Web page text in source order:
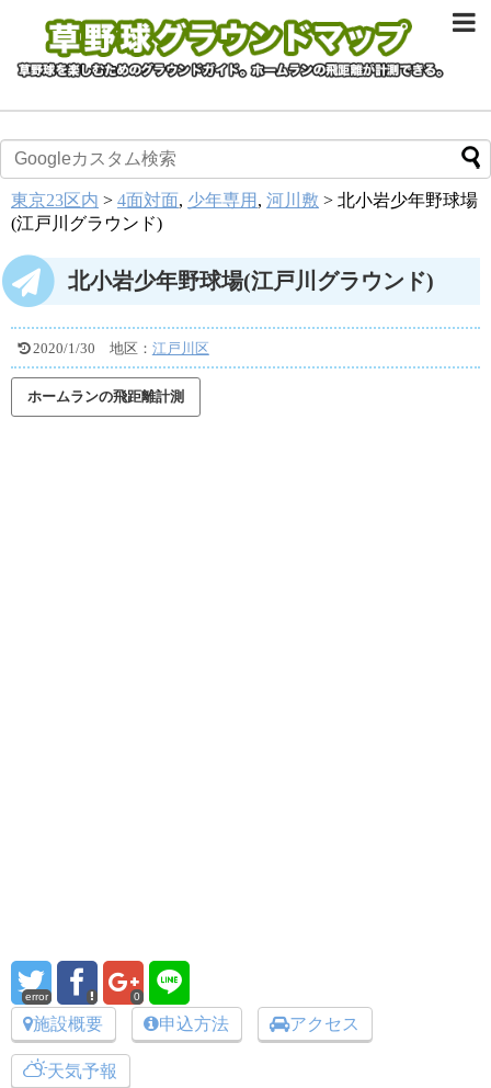
東京23区内 > 4面対面, 少年専用 , 河川敷 > 北小岩少年野球場
(江戸川グラウンド)
北小岩少年野球場(江戸川グラウンド)
2020/1/30 地区： 江戸川区
error 0
施設概要 申込方法 アクセス
天気予報